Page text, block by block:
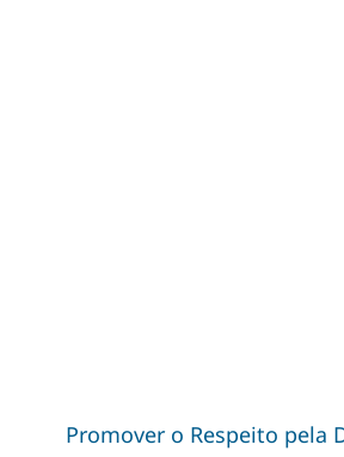
Promover o Respeito pela